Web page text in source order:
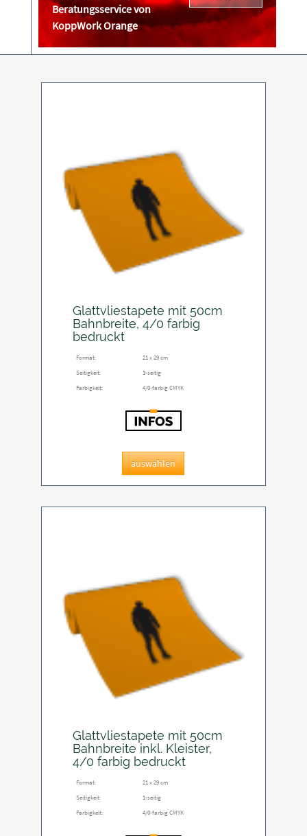
Beratungsservice von
KoppWork Orange
Glattvliestapete mit 50cm
Bahnbreite, 4/0 farbig
bedruckt
Format:
21 x 29 cm
Seitigkeit:
1-seitig
Farbigkeit:
4/0-farbig CMYK
auswählen
Glattvliestapete mit 50cm
Bahnbreite inkl. Kleister,
4/0 farbig bedruckt
Format:
21 x 29 cm
Seitigkeit:
1-seitig
Farbigkeit:
4/0-farbig CMYK